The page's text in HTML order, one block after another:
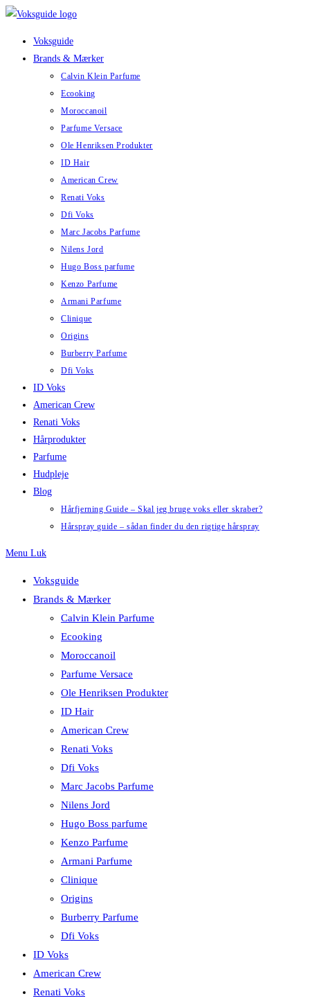
Skip
Voksguide
Brands & Mærker
Calvin Klein Parfume
Ecooking
Moroccanoil
Parfume Versace
Ole Henriksen Produkter
ID Hair
American Crew
Renati Voks
Dfi Voks
Marc Jacobs Parfume
Nilens Jord
Hugo Boss parfume
Kenzo Parfume
Armani Parfume
Clinique
Origins
Burberry Parfume
Dfi Voks
ID Voks
American Crew
Renati Voks
Hårprodukter
Parfume
Hudpleje
Blog
Hårfjerning Guide – Skal jeg bruge voks eller skraber?
Hårspray guide – sådan finder du den rigtige hårspray
Menu Luk
Voksguide
Brands & Mærker
Calvin Klein Parfume
Ecooking
Moroccanoil
Parfume Versace
Ole Henriksen Produkter
ID Hair
American Crew
Renati Voks
Dfi Voks
Marc Jacobs Parfume
Nilens Jord
Hugo Boss parfume
Kenzo Parfume
Armani Parfume
Clinique
Origins
Burberry Parfume
Dfi Voks
ID Voks
American Crew
Renati Voks